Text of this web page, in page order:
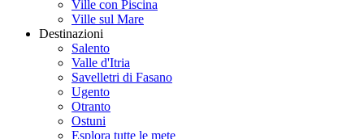
Ville con Piscina
Ville sul Mare
Destinazioni
Salento
Valle d'Itria
Savelletri di Fasano
Ugento
Otranto
Ostuni
Esplora tutte le mete